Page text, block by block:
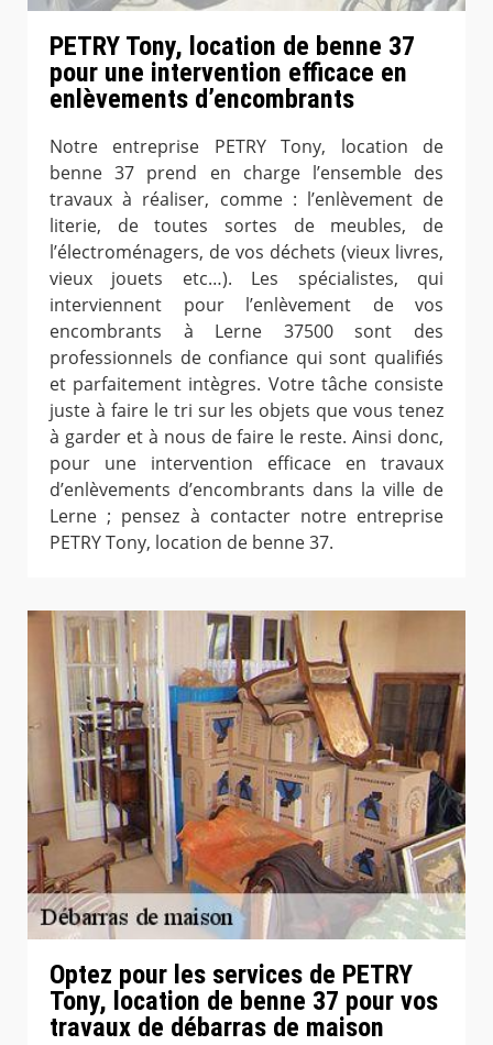
PETRY Tony, location de benne 37
pour une intervention efficace en
enlèvements d’encombrants
Notre entreprise PETRY Tony, location de
benne 37 prend en charge l’ensemble des
travaux à réaliser, comme : l’enlèvement de
literie, de toutes sortes de meubles, de
l’électroménagers, de vos déchets (vieux livres,
vieux jouets etc…). Les spécialistes, qui
interviennent pour l’enlèvement de vos
encombrants à Lerne 37500 sont des
professionnels de confiance qui sont qualifiés
et parfaitement intègres. Votre tâche consiste
juste à faire le tri sur les objets que vous tenez
à garder et à nous de faire le reste. Ainsi donc,
pour une intervention efficace en travaux
d’enlèvements d’encombrants dans la ville de
Lerne ; pensez à contacter notre entreprise
PETRY Tony, location de benne 37.
Optez pour les services de PETRY
Tony, location de benne 37 pour vos
travaux de débarras de maison